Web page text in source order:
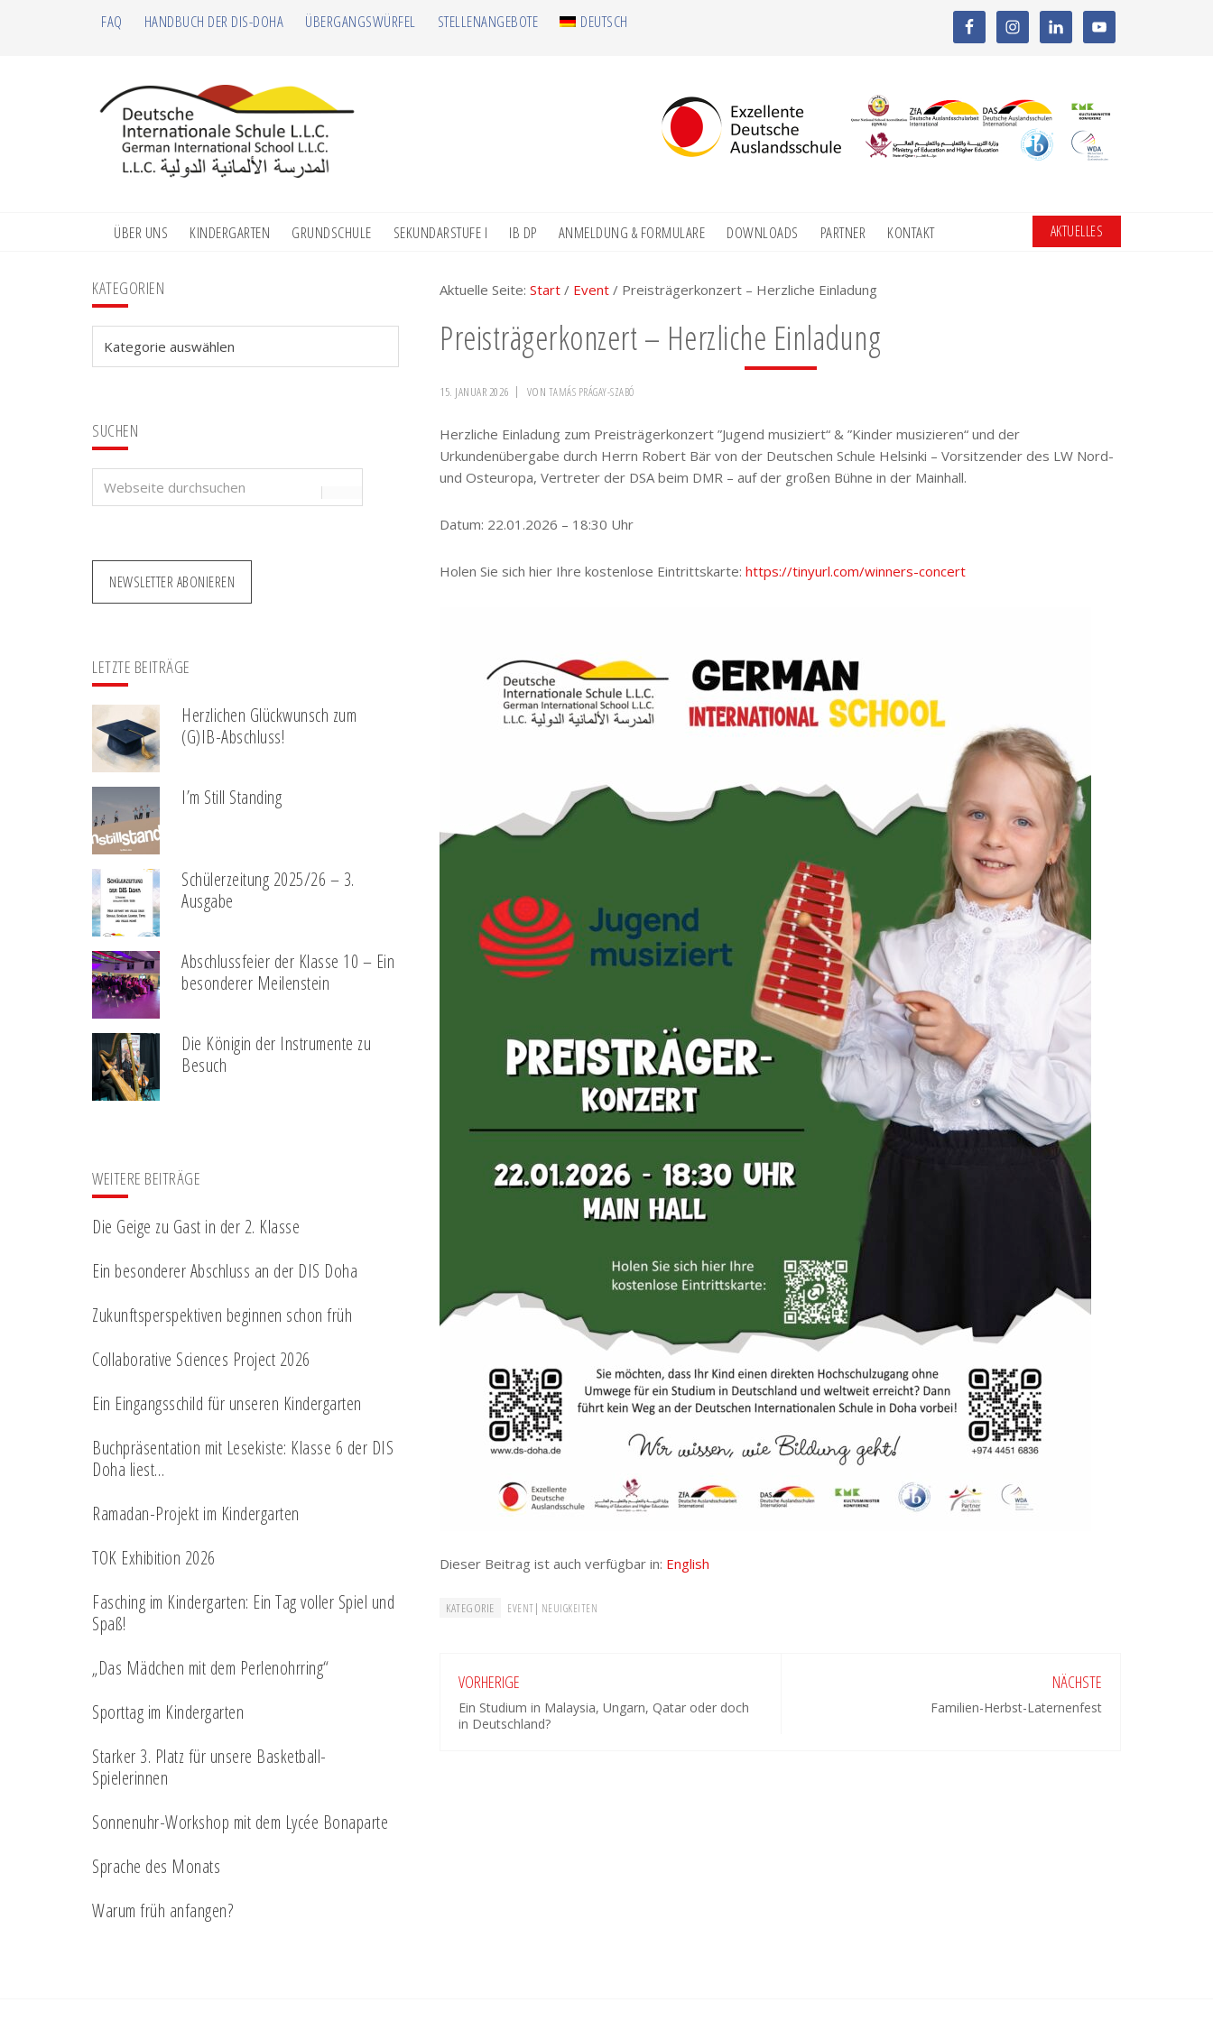
FAQ HANDBUCH DER DIS-DOHA ÜBERGANGSWÜRFEL STELLENANGEBOTE DEUTSCH
ÜBER UNS KINDERGARTEN GRUNDSCHULE SEKUNDARSTUFE I IB DP ANMELDUNG & FORMULARE DOWNLOADS PARTNER KONTAKT AKTUELLES
Aktuelle Seite: Start / Event / Preisträgerkonzert – Herzliche Einladung
Preisträgerkonzert – Herzliche Einladung
15. JANUAR 2026 VON TAMÁS PRÁGAY-SZABÓ
Herzliche Einladung zum Preisträgerkonzert ”Jugend musiziert“ & ”Kinder musizieren“ und der
Urkundenübergabe durch Herrn Robert Bär von der Deutschen Schule Helsinki – Vorsitzender des LW Nord-
und Osteuropa, Vertreter der DSA beim DMR – auf der großen Bühne in der Mainhall.
Datum: 22.01.2026 – 18:30 Uhr
Holen Sie sich hier Ihre kostenlose Eintrittskarte: https://tinyurl.com/winners-concert
Dieser Beitrag ist auch verfügbar in: English
KATEGORIE EVENT| NEUIGKEITEN
VORHERIGE
Ein Studium in Malaysia, Ungarn, Qatar oder doch
in Deutschland?
NÄCHSTE
Familien-Herbst-Laternenfest
Seitenspalte
KATEGORIEN
SUCHEN
Webseite
NEWSLETTER ABONIEREN
LETZTE BEITRÄGE
Herzlichen Glückwunsch zum
(G)IB-Abschluss!
I’m Still Standing
Schülerzeitung 2025/26 – 3.
Ausgabe
Abschlussfeier der Klasse 10 – Ein
besonderer Meilenstein
Die Königin der Instrumente zu
Besuch
WEITERE BEITRÄGE
Die Geige zu Gast in der 2. Klasse
Ein besonderer Abschluss an der DIS Doha
Zukunftsperspektiven beginnen schon früh
Collaborative Sciences Project 2026
Ein Eingangsschild für unseren Kindergarten
Buchpräsentation mit Lesekiste: Klasse 6 der DIS
Doha liest…
Ramadan-Projekt im Kindergarten
TOK Exhibition 2026
Fasching im Kindergarten: Ein Tag voller Spiel und
Spaß!
„Das Mädchen mit dem Perlenohrring“
Sporttag im Kindergarten
Starker 3. Platz für unsere Basketball-
Spielerinnen
Sonnenuhr-Workshop mit dem Lycée Bonaparte
Sprache des Monats
Warum früh anfangen?